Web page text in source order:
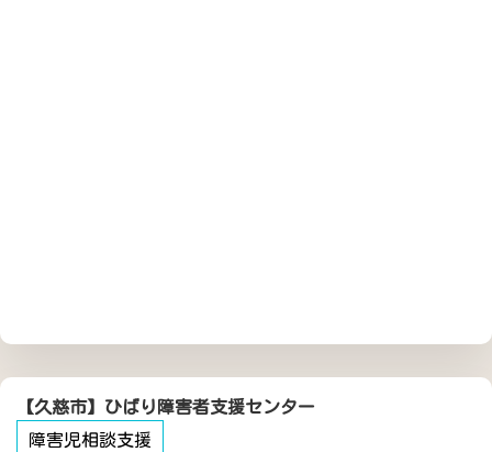
【久慈市】ひばり障害者支援センター
障害児相談支援